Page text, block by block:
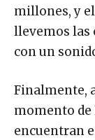
millones, y
llevemos las
con un
Finalmente,
momento de
encuentran